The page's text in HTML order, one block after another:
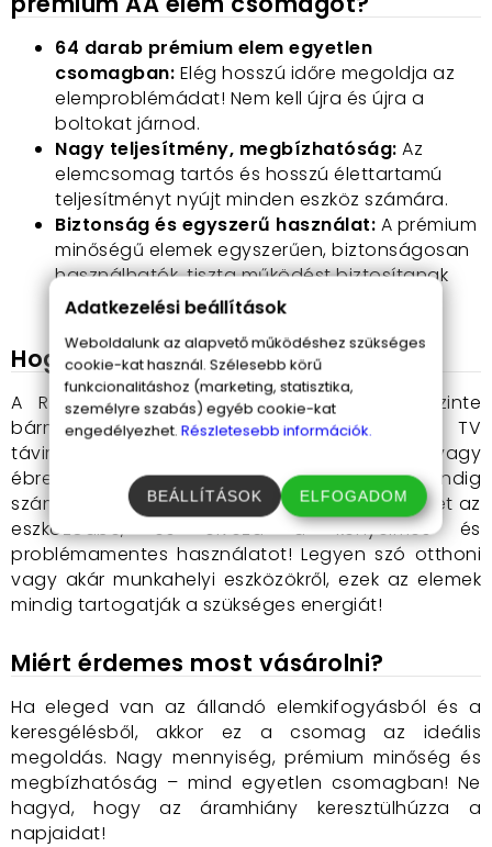
64 darab prémium elem egyetlen
csomagban: Elég hosszú időre megoldja az
elemproblémádat! Nem kell újra és újra a
boltokat járnod.
Nagy teljesítmény, megbízhatóság: Az
elemcsomag tartós és hosszú élettartamú
teljesítményt nyújt minden eszköz számára.
Biztonság és egyszerű használat: A prémium
minőségű elemek egyszerűen, biztonságosan
használhatók, tiszta működést biztosítanak
minden helyzetben.
Hogyan használhatod?
A Robust 64 darabos AA elemcsomag szinte
bármilyen eszközt életre kelt: legyen szó TV
távirányítóról, játékról, fényforrásokról vagy
ébresztőórákról, ezekkel az elemekkel mindig
számíthatsz. Csomagold ki, helyezd az elemeket az
eszközödbe, és élvezd a kényelmes és
problémamentes használatot! Legyen szó otthoni
vagy akár munkahelyi eszközökről, ezek az elemek
mindig tartogatják a szükséges energiát!
Miért érdemes most vásárolni?
Ha eleged van az állandó elemkifogyásból és a
keresgélésből, akkor ez a csomag az ideális
megoldás. Nagy mennyiség, prémium minőség és
megbízhatóság – mind egyetlen csomagban! Ne
hagyd, hogy az áramhiány keresztülhúzza a
napjaidat!
Adatkezelési beállítások
Weboldalunk az alapvető működéshez szükséges
cookie-kat használ. Szélesebb körű
funkcionalitáshoz (marketing, statisztika,
személyre szabás) egyéb cookie-kat
engedélyezhet. Részletesebb információk.
BEÁLLÍTÁSOK ELFOGADOM